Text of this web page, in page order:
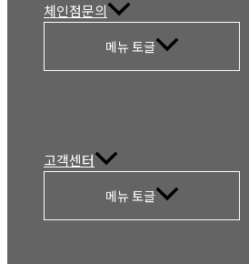
체인점문의
메뉴 토글
고객센터
메뉴 토글